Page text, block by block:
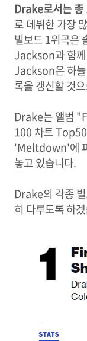
Drake로서는 총
로 데뷔한 가장
빌보드 1위곡은
Jackson과 함
Jackson은 하늘
록을 갱신할 것
Drake는 앨범
100 차트
'Meltdown'에
놓고 있습니다.
Drake의 각종
히 다루도록 하